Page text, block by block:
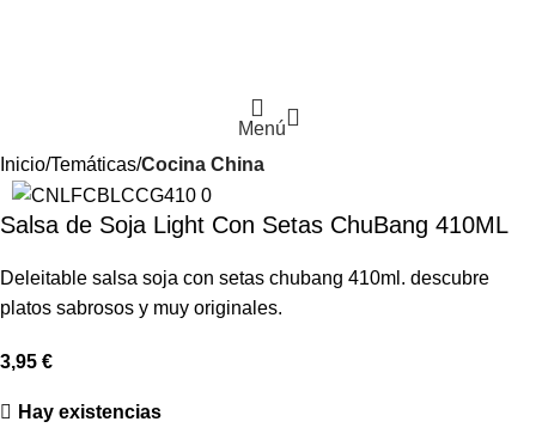
Menú
Inicio Temáticas Cocina China
Salsa de Soja Light Con Setas ChuBang 410ML
Deleitable salsa soja con setas chubang 410ml. descubre
platos sabrosos y muy originales.
3,95 €
Hay existencias